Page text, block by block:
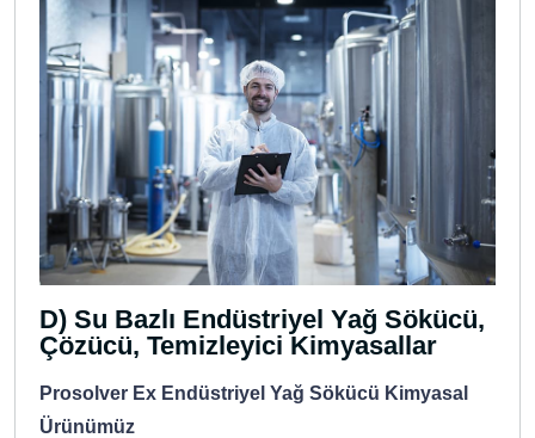
D) Su Bazlı Endüstriyel Yağ Sökücü,
Çözücü, Temizleyici Kimyasallar
Prosolver Ex Endüstriyel Yağ Sökücü Kimyasal
Ürünümüz